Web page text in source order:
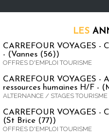
LES
CARREFOUR VOYAGES -
- (Vannes (56))
OFFRES D'EMPLOI TOURISME
CARREFOUR VOYAGES -
ressources humaines H/F -
ALTERNANCE / STAGES TOURISME
CARREFOUR VOYAGES -
(St Brice (77))
OFFRES D'EMPLOI TOURISME